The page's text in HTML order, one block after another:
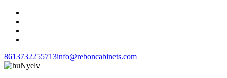
8613732255713info@reboncabinets.com
Nyelv